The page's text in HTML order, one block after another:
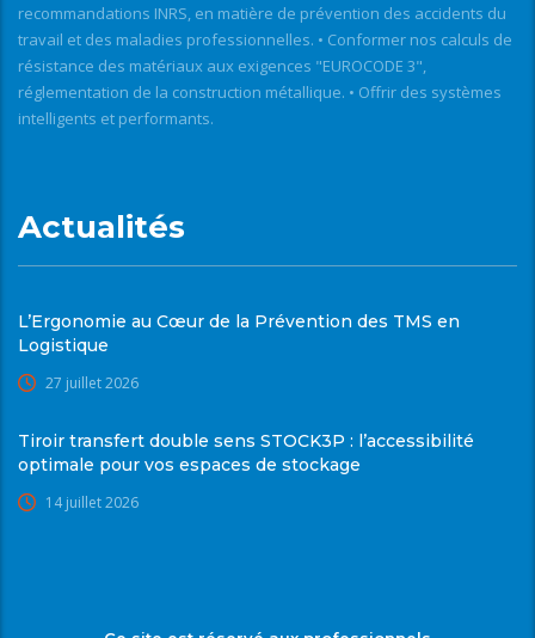
recommandations INRS, en matière de prévention des accidents du
travail et des maladies professionnelles. • Conformer nos calculs de
résistance des matériaux aux exigences "EUROCODE 3",
réglementation de la construction métallique. • Offrir des systèmes
intelligents et performants.
Actualités
L’Ergonomie au Cœur de la Prévention des TMS en
Logistique
27 juillet 2026
Tiroir transfert double sens STOCK3P : l’accessibilité
optimale pour vos espaces de stockage
14 juillet 2026